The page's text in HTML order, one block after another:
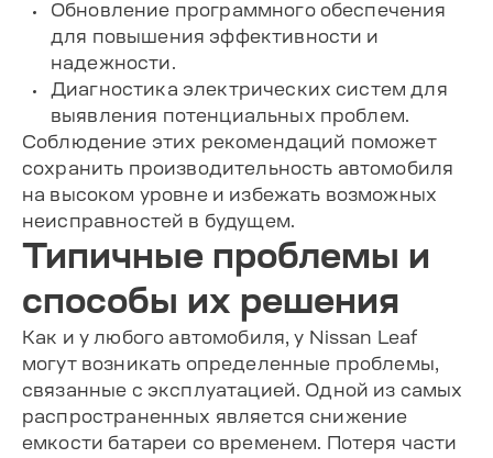
Обновление программного обеспечения
для повышения эффективности и
надежности.
Диагностика электрических систем для
выявления потенциальных проблем.
Соблюдение этих рекомендаций поможет
сохранить производительность автомобиля
на высоком уровне и избежать возможных
неисправностей в будущем.
Типичные проблемы и
способы их решения
Как и у любого автомобиля, у Nissan Leaf
могут возникать определенные проблемы,
связанные с эксплуатацией. Одной из самых
распространенных является снижение
емкости батареи со временем. Потеря части